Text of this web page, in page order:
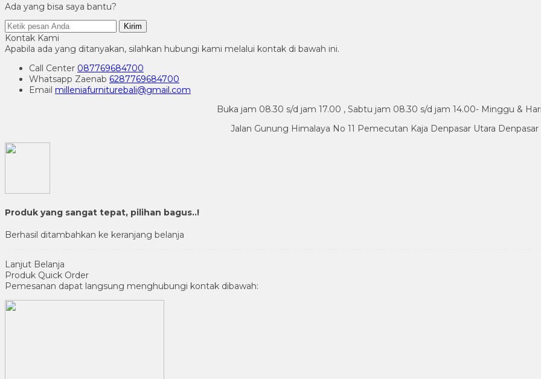
Ada yang bisa saya bantu?
Kirim
Kontak Kami
Apabila ada yang ditanyakan, silahkan hubungi kami melalui kontak di bawah ini.
Call Center 087769684700
Whatsapp Zaenab 6287769684700
Email milleniafurniturebali@gmail.com
Buka jam 08.30 s/d jam 17.00 , Sabtu jam 08.30 s/d jam 14.00- Minggu &
Jalan Gunung Himalaya No 11 Pemecutan Kaja Denpasar Utara Denpasar
Produk yang sangat tepat, pilihan bagus..!
Berhasil ditambahkan ke keranjang belanja
Lanjut Belanja
Produk Quick Order
Pemesanan dapat langsung menghubungi kontak dibawah: